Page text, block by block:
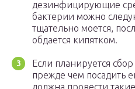
дезинфицирующие
бактерии можно
тщательно моется,
обдается кипятком.
Если планируется
прежде чем посадить
должна провести